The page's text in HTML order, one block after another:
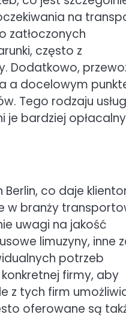
na
zatłoczonych
często z
Dodatkowo,
a docelowym
Tego rodzaju
bardziej
co daje
w branży
uwagi na jakość
limuzyny, inne
potrzeb
firmy, aby
z tych firm
oferowane są